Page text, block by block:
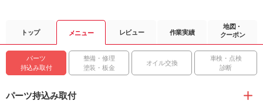
トップ メニュー レビュー 作業実績
地図・
クーポン
パーツ
持込み取付
整備・修理
塗装・板金
オイル交換
車検・点検
診断
パーツ持込み取付